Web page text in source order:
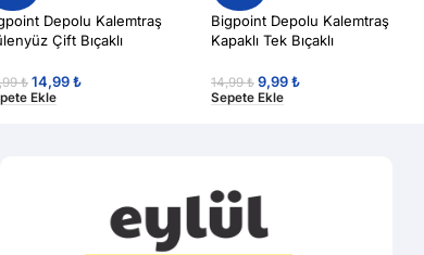
Depolu Kalemtraş
Çift Bıçaklı
₺ 14,99₺
Ekle
Bigpoint Depolu Kalemtraş
Kapaklı Tek Bıçaklı
14,99₺ 9,99₺
Sepete Ekle